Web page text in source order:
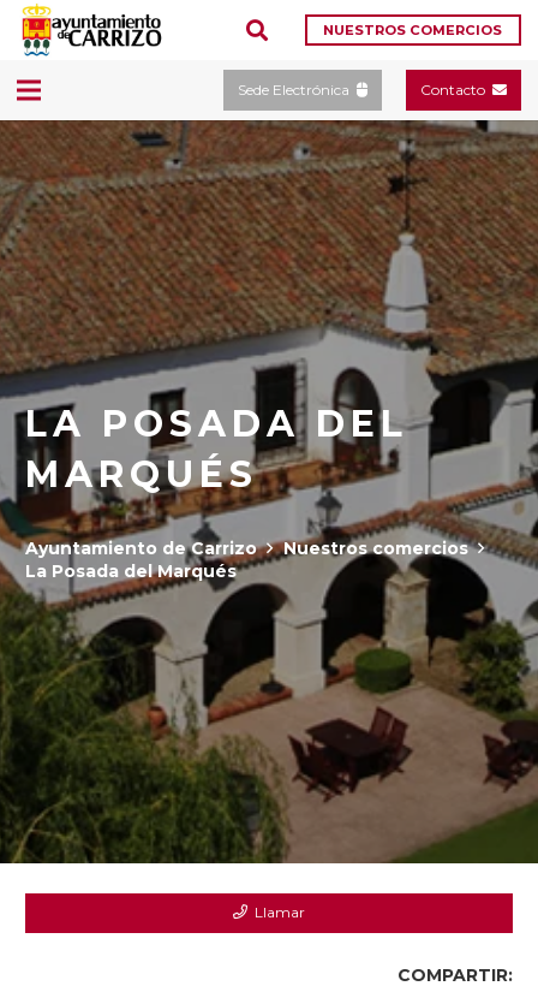
NUESTROS COMERCIOS
Sede Electrónica Contacto
LA POSADA DEL
MARQUÉS
Ayuntamiento de Carrizo
Nuestros comercios
La Posada del Marqués
Llamar
COMPARTIR: